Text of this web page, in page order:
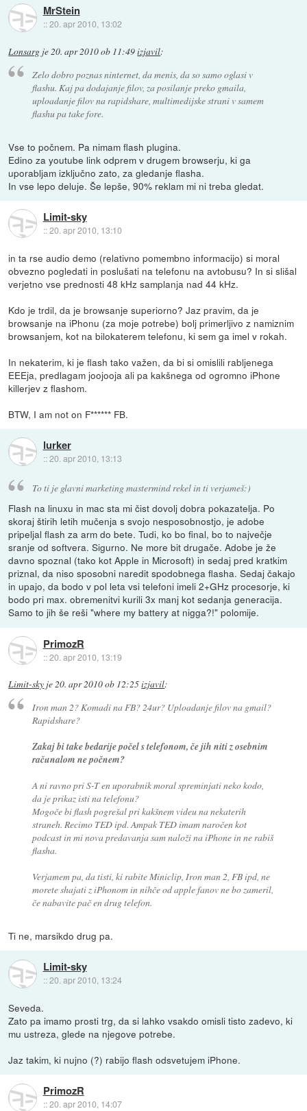
MrStein
::20. apr 2010, 13:02
Lonsarg je20. apr 2010 ob 11:49izjavil:
Zelo dobro poznas ninternet, da menis, da so samo oglasi v
flashu. Kaj pa dodajanje filov, za posilanje preko gmaila,
uploadanje filov na rapidshare, multimedijske strani v samem
flashu pa take fore.
Vse to počnem. Pa nimam flash plugina.
Edino za youtube link odprem v drugem browserju, ki ga
uporabljam izključno zato, za gledanje flasha.
In vse lepo deluje. Še lepše, 90% reklam mi ni treba gledat.
Limit-sky
::20. apr 2010, 13:10
in ta rse audio demo (relativno pomembno informacijo) si moral
obvezno pogledati in poslušati na telefonu na avtobusu? In si slišal
verjetno vse prednosti 48 kHz samplanja nad 44 kHz.
Kdo je trdil, da je browsanje superiorno? Jaz pravim, da je
browsanje na iPhonu (za moje potrebe) bolj primerljivo z namiznim
browsanjem, kot na bilokaterem telefonu, ki sem ga imel v rokah.
In nekaterim, ki je flash tako važen, da bi si omislili rabljenega
EEEja, predlagam joojooja ali pa kakšnega od ogromno iPhone
killerjev z flashom.
BTW, I am not on F****** FB.
lurker
::20. apr 2010, 13:13
To ti je glavni marketing mastermind rekel in ti verjameš:)
Flash na linuxu in mac sta mi čist dovolj dobra pokazatelja. Po
skoraj štirih letih mučenja s svojo nesposobnostjo, je adobe
pripeljal flash za arm do bete. Tudi, ko bo final, bo to največje
sranje od softvera. Sigurno. Ne more bit drugače. Adobe je že
davno spoznal (tako kot Apple in Microsoft) in sedaj pred kratkim
priznal, da niso sposobni naredit spodobnega flasha. Sedaj čakajo
in upajo, da bodo v pol leta vsi telefoni imeli 2+GHz procesorje, ki
bodo pri max. obremenitvi kurili 3x manj kot sedanja generacija.
Samo to jih še reši "where my battery at nigga?!" polomije.
PrimozR
::20. apr 2010, 13:19
Limit-sky je20. apr 2010 ob 12:25izjavil:
Iron man 2? Komadi na FB? 24ur? Uploadanje filov na gmail?
Rapidshare?
Zakaj bi take bedarije počel s telefonom, če jih niti z osebnim
računalom ne počnem?
A ni ravno pri S-T en uporabnik moral spreminjati neko kodo,
da je prikaz isti na telefonu?
Mogoče bi flash pogrešal pri kakšnem videu na nekaterih
straneh. Recimo TED ipd. Ampak TED imam naročen kot
podcast in mi nova predavanja sam naloži na iPhone in ne rabiš
flasha.
Verjamem pa, da tisti, ki rabite Miniclip, Iron man 2, FB ipd, ne
morete shajati z iPhonom in nihče od apple fanov ne bo zameril,
če nabavite pač en drug telefon.
Ti ne, marsikdo drug pa.
Limit-sky
::20. apr 2010, 13:24
Seveda.
Zato pa imamo prosti trg, da si lahko vsakdo omisli tisto zadevo, ki
mu ustreza, glede na njegove potrebe.
Jaz takim, ki nujno (?) rabijo flash odsvetujem iPhone.
PrimozR
::20. apr 2010, 14:07